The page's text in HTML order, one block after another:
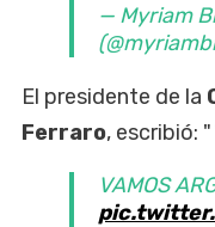
— Myriam
El presidente de la
Ferraro, escribió: "
VAMOS